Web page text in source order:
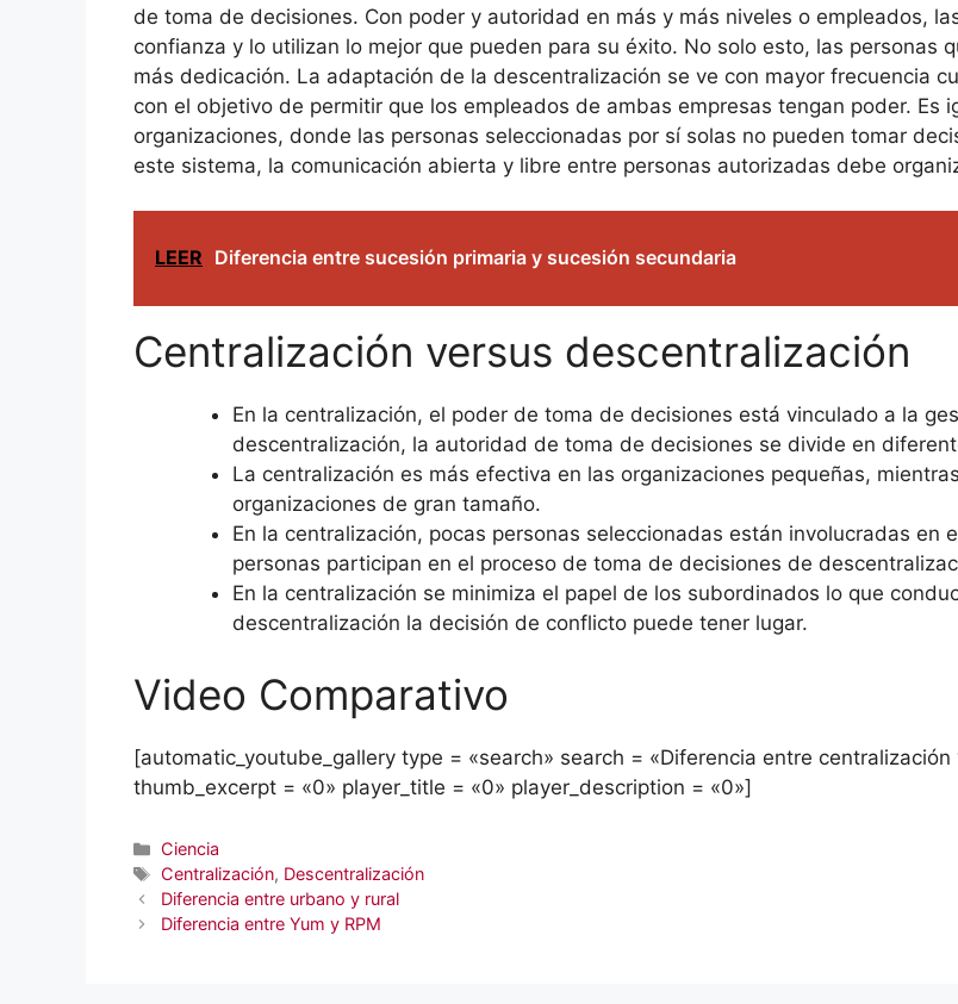
de toma de decisiones. Con poder y autoridad en más y más niveles o empleados,
confianza y lo utilizan lo mejor que pueden para su éxito. No solo esto, las personas
más dedicación. La adaptación de la descentralización se ve con mayor frecuencia
con el objetivo de permitir que los empleados de ambas empresas tengan poder. Es
organizaciones, donde las personas seleccionadas por sí solas no pueden tomar
este sistema, la comunicación abierta y libre entre personas autorizadas debe
LEER Diferencia entre sucesión primaria y sucesión secundaria
Centralización versus descentralización
En la centralización, el poder de toma de decisiones está vinculado a la
descentralización, la autoridad de toma de decisiones se divide en
La centralización es más efectiva en las organizaciones pequeñas,
organizaciones de gran tamaño.
En la centralización, pocas personas seleccionadas están involucradas
personas participan en el proceso de toma de decisiones de
En la centralización se minimiza el papel de los subordinados lo que
descentralización la decisión de conflicto puede tener lugar.
Video Comparativo
[automatic_youtube_gallery type = «search» search = «Diferencia entre
thumb_excerpt = «0» player_title = «0» player_description = «0»]
Categorías
Ciencia
Etiquetas
Centralización, Descentralización
Diferencia entre urbano y rural
Diferencia entre Yum y RPM